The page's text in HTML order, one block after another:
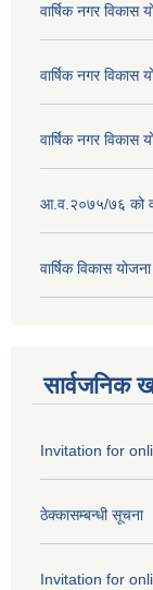
वार्षिक नगर विकास
वार्षिक नगर विकास
वार्षिक नगर विकास
आ.व.२०७५/७६ को
वार्षिक विकास
सार्वजनिक
Invitation for
ठेक्कासम्बन्धी सूचना
Invitation for